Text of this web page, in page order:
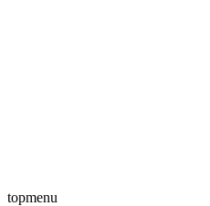
topmenu